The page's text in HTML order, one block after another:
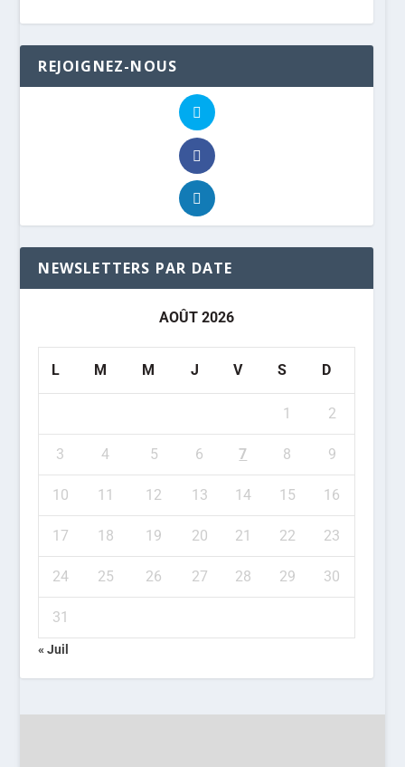
REJOIGNEZ-NOUS
NEWSLETTERS PAR DATE
AOÛT 2026
L M M J V S D
1 2
3 4 5 6 7 8 9
10 11 12 13 14 15 16
17 18 19 20 21 22 23
24 25 26 27 28 29 30
31
« Juil